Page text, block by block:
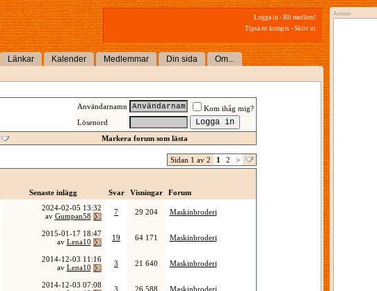
Logga in - Bli medlem!
Tipsa en kompis - Skriv ut
Länkar Kalender Medlemmar Din sida Om...
Användarnamn
Kom ihåg mig?
Lösenord
Markera forum som lästa
Sidan 1 av 2 1 2 >
Senaste inlägg Svar Visningar
Forum
2024-02-05 13:32
av Gumpan58 7 29 204 Maskinbroderi
2015-01-17 18:47
av Lena10 19 64 171 Maskinbroderi
2014-12-03 11:16
av Lena10 3 21 640 Maskinbroderi
2014-12-03 07:08
3 26 588 Maskinbroderi
Annons